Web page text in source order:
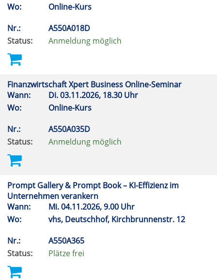
Wo:
Online-Kurs
Nr.:
A550A018D
Status:
Anmeldung möglich
Finanzwirtschaft Xpert Business Online-Seminar
Wann:
Di.03.11.2026, 18.30 Uhr
Wo:
Online-Kurs
Nr.:
A550A035D
Status:
Anmeldung möglich
Prompt Gallery & Prompt Book – KI-Effizienz im
Unternehmen verankern
Wann:
Mi.04.11.2026, 9.00 Uhr
Wo:
vhs, Deutschhof, Kirchbrunnenstr. 12
Nr.:
A550A365
Status:
Plätze frei